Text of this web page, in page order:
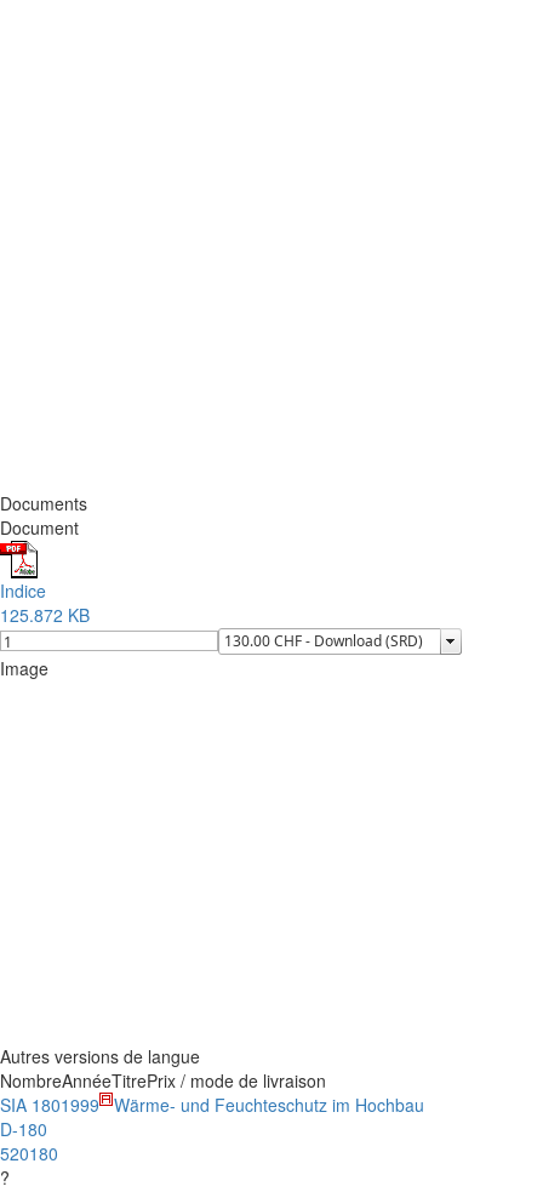
Documents
Document
Indice
125.872 KB
Image
Autres versions de langue
NombreAnnéeTitrePrix / mode de livraison
SIA 180
D-180
520180
?
1999 Wärme- und Feuchteschutz im Hochbau